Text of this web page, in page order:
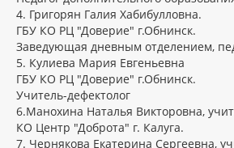
4. Григорян Галия Хабибулловна.
ГБУ КО РЦ "Доверие" г.Обнинск.
Заведующая дневным отделением,
5. Кулиева Мария Евгеньевна
ГБУ КО РЦ "Доверие" г.Обнинск.
Учитель-дефектолог
6.Манохина Наталья Викторовна,
КО Центр "Доброта" г. Калуга.
7. Чернякова Екатерина Сергеевна,